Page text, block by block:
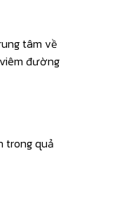
tâm về
đường
trong quả